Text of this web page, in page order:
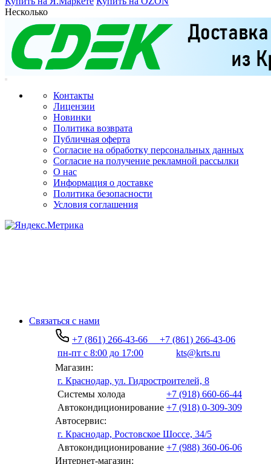
Несколько
Контакты
Лицензии
Новинки
Политика возврата
Публичная оферта
Согласие на обработку персональных данных
Согласие на получение рекламной рассылки
О нас
Информация о доставке
Политика безопасности
Условия соглашения
Связаться с нами
+7 (861) 266-43-66
+7 (861) 266-43-06
пн-пт с 8:00 до 17:00
kts@krts.ru
Магазин:
г. Краснодар, ул. Гидростроителей, 8
Системы холода
+7 (918) 660-66-44
Автокондиционирование +7 (918) 0-309-309
Автосервис:
г. Краснодар, Ростовское Шоссе, 34/5
Автокондиционирование +7 (988) 360-06-06
Интернет-магазин: